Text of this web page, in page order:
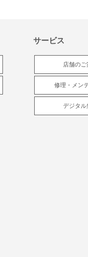
サービス
店舗のご
修理・メン
デジタル